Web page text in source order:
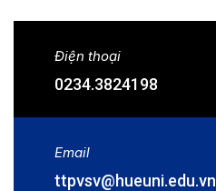
Điện thoại
0234.3824198
Email
ttpvsv@hueuni.edu.vn